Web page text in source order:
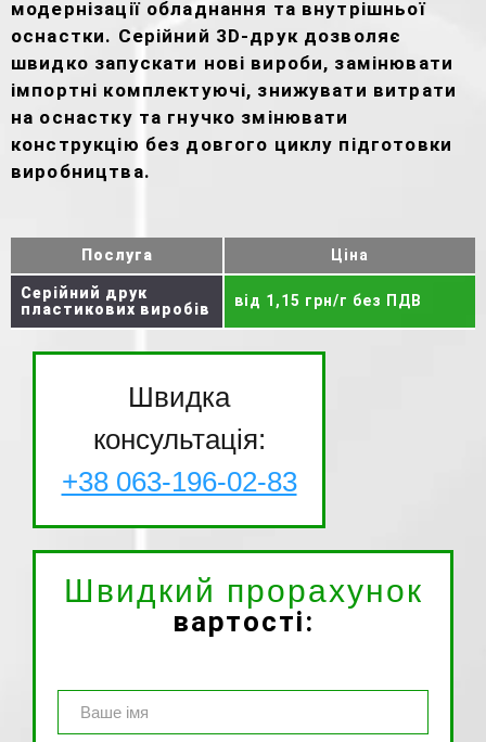
модернізації обладнання та внутрішньої
оснастки. Серійний 3D-друк дозволяє
швидко запускати нові вироби, замінювати
імпортні комплектуючі, знижувати витрати
на оснастку та гнучко змінювати
конструкцію без довгого циклу підготовки
виробництва.
Послуга Ціна
Серійний друк
пластикових виробів
від 1,15 грн/г без ПДВ
Швидка
консультація:
+38 063-196-02-83
Швидкий прорахунок
вартості: